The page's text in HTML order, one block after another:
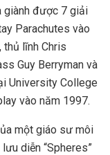
giành được 7 giải
Parachutes vào
thủ lĩnh Chris
Guy Berryman và
University College
vào năm 1997.
một giáo sư môi
diễn “Spheres”